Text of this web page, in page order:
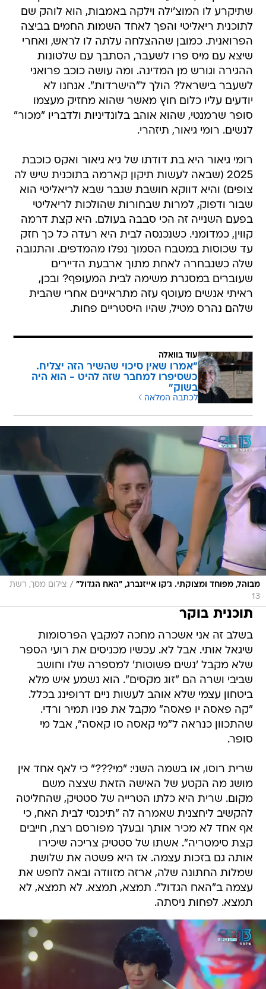
שתיקרע לו המוצ'ילה וילקה באמבות, הוא לוהק שם
לתוכנית ריאליטי והפך לאחד השמות החמים בביצה
הפרואנית. כמובן שההצלחה עלתה לו לראש, ואחרי
שיצא עם מיס פרו לשעבר, הסתבך עם שלטונות
ההגירה וגורש מן המדינה. ומה עושה כוכב פרואני
לשעבר בישראל? הולך ל"הישרדות". אנחנו לא
יודעים עליו כלום חוץ מאשר שהוא מחזיק מעצמו
סופר שרמנטי, שהוא אוהב בלונדיניות ולדבריו "מכור"
לנשים. רומי גיאור, תיזהרי.
רומי גיאור היא בת דודתו של גיא גיאור ואקס כוכבת
2025 (שבאה לעשות תיקון קארמה בתוכנית שיש לה
צופים) והיא דווקא חושבת שגבר שבא לריאליטי הוא
שבור ודפוק, למרות שבחורות שהולכות לריאליטי
בפעם השנייה זה הכי סבבה בעולם. היא קצת דרמה
קווין, כמדומני. כשנכנסה לבית היא רעדה כל כך חזק
עד שכוסות במטבח הסמוך נפלו מהמדפים. והתגובה
שלה כשנבחרה לאחת מתוך ארבעת הדיירים
שעוברים במסגרת משימה לבית המעופף? ובכן,
ראיתי אנשים מעוטף עזה מתראיינים אחרי שהבית
שלהם נהרס מטיל, שהיו היסטריים פחות.
עוד בוואלה
"אמרו שאין סיכוי שהשיר הזה יצליח.
כשסיפרו למחבר שזה להיט - הוא היה
בשוק"
לכתבה המלאה
מבוהל, מפוחד ומצוקתי. ג'קו אייזנברג, "האח הגדול" / צילום מסך, רשת
13
תוכנית בוקר
בשלב זה אני אשכרה מחכה למקבץ הפרסומות
שיגאל אותי. אבל לא. עכשיו מכניסים את רועי הספר
שלא מקבל 'נשים פשוטות' למספרה שלו וחושב
שביבי ושרה הם "זוג מקסים". הוא נשמע איש מלא
ביטחון עצמי שלא אוהב לעשות ניים דרופינג בכלל.
"קה פאסה יו פאסה" מקבל את פניו תמיר ורדי.
שהתכוון כנראה ל"מי קאסה סו קאסה", אבל מי
סופר.
שרית רוסו, או בשמה השני: "מי???" כי לאף אחד אין
מושג מה הקטע של האישה הזאת שצצה משם
מקום. שרית היא כלתו הטרייה של סטטיק, שהחליטה
להקשיב ליחצנית שאמרה לה "תיכנסי לבית האח, כי
אף אחד לא מכיר אותך ובעלך מפורסם רצח, חייבים
קצת סימטריה". אשתו של סטטיק צריכה שיכירו
אותה גם בזכות עצמה. אז היא פשטה את שלושת
שמלות החתונה שלה, ארזה מזוודה ובאה לחפש את
עצמה ב"האח הגדול". תמצא, תמצא. לא תמצא, לא
תמצא. לפחות ניסתה.